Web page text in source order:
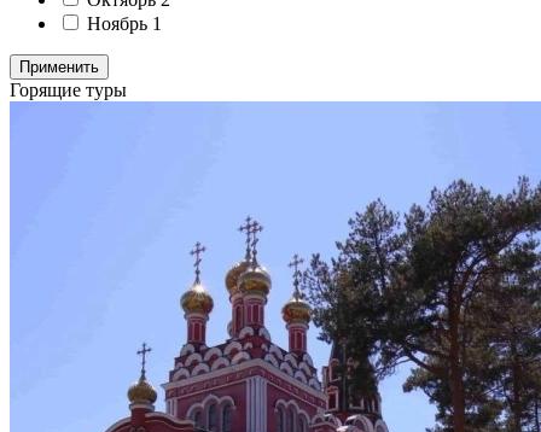
Ноябрь 1
Применить
Горящие туры